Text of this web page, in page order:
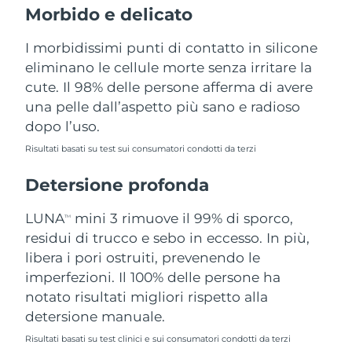
Morbido e delicato
I morbidissimi punti di contatto in silicone
eliminano le cellule morte senza irritare la
cute. Il 98% delle persone afferma di avere
una pelle dall’aspetto più sano e radioso
dopo l’uso.
Risultati basati su test sui consumatori condotti da terzi
Detersione profonda
LUNATM
mini 3 rimuove il 99% di sporco,
residui di trucco e sebo in eccesso. In più,
libera i pori ostruiti, prevenendo le
imperfezioni. Il 100% delle persone ha
notato risultati migliori rispetto alla
detersione manuale.
Risultati basati su test clinici e sui consumatori condotti da terzi
Filippine Consegna stimata
Polonia Consegna stimata10/08/2026
Portogallo Consegna stimata09/08/2026
Portorico
Romania Consegna stimata 09/08/2026
Russia Consegna stimata17/08/2026
Arabia Saudita